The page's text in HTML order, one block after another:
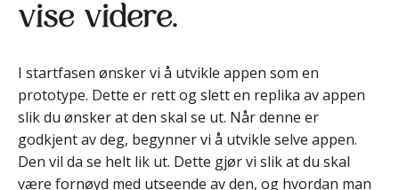
vise videre.
I startfasen ønsker vi å utvikle appen som en
prototype. Dette er rett og slett en replika av appen
slik du ønsker at den skal se ut. Når denne er
godkjent av deg, begynner vi å utvikle selve appen.
Den vil da se helt lik ut. Dette gjør vi slik at du skal
være fornøyd med utseende av den, og hvordan man